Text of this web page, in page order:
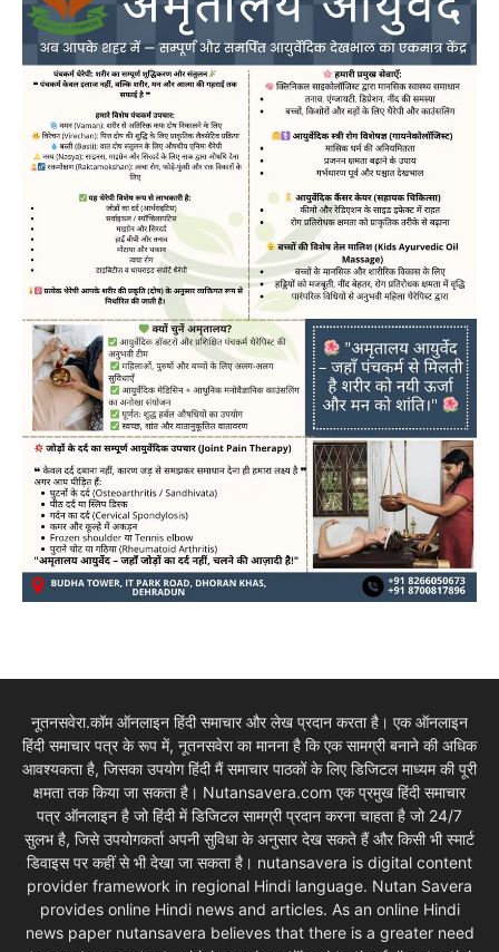
नूतनसवेरा.कॉम ऑनलाइन हिंदी समाचार और लेख प्रदान करता है। एक ऑनलाइन
हिंदी समाचार पत्र के रूप में, नूतनसवेरा का मानना है कि एक सामग्री बनाने की अधिक
आवश्यकता है, जिसका उपयोग हिंदी मैं समाचार पाठकों के लिए डिजिटल माध्यम की पूरी
क्षमता तक किया जा सकता है। Nutansavera.com एक प्रमुख हिंदी समाचार
पत्र ऑनलाइन है जो हिंदी में डिजिटल सामग्री प्रदान करना चाहता है जो 24/7
सुलभ है, जिसे उपयोगकर्ता अपनी सुविधा के अनुसार देख सकते हैं और किसी भी स्मार्ट
डिवाइस पर कहीं से भी देखा जा सकता है। nutansavera is digital content
provider framework in regional Hindi language. Nutan Savera
provides online Hindi news and articles. As an online Hindi
news paper nutansavera believes that there is a greater need